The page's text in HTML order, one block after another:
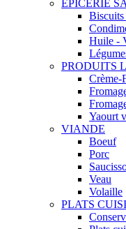
EPICERIE
Biscuits
Huile -
PRODUITS
Crème-
Yaourt
VIANDE
Boeuf
Porc
Veau
Volaille
PLATS